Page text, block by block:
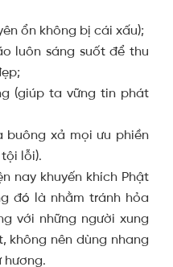
ổn không bị cái xấu);
luôn sáng suốt để thu
(giúp ta vững tin phát
xả mọi ưu phiền
lỗi).
nay khuyến khích Phật
đó là nhằm tránh hỏa
với những người xung
không nên dùng nhang
hương.